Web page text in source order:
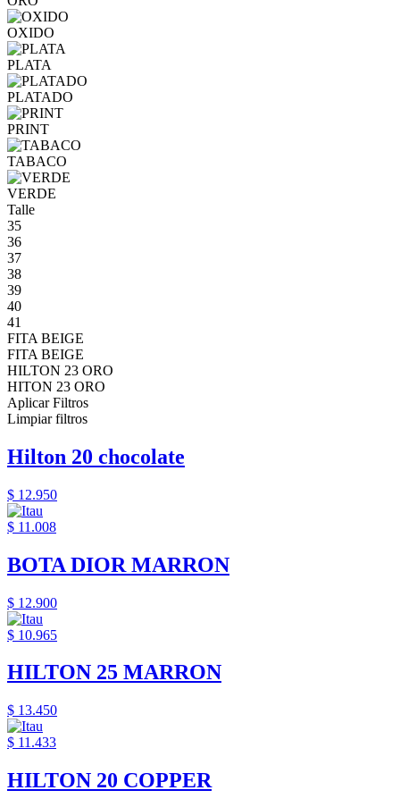
OXIDO
PLATA
PLATADO
PRINT
TABACO
VERDE
Talle
35
36
37
38
39
40
41
FITA BEIGE
FITA BEIGE
HILTON 23 ORO
HITON 23 ORO
Aplicar Filtros
Limpiar filtros
Hilton 20 chocolate
$ 12.950
$ 11.008
BOTA DIOR MARRON
$ 12.900
$ 10.965
HILTON 25 MARRON
$ 13.450
$ 11.433
HILTON 20 COPPER